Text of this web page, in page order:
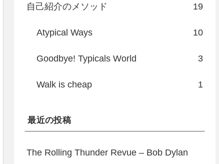
自己紹介のメソッド 19
Atypical Ways 10
Goodbye! Typicals World 3
Walk is cheap 1
最近の投稿
The Rolling Thunder Revue – Bob Dylan